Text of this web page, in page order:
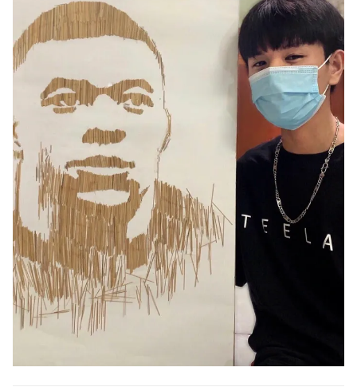
Video Magazine
Sản phẩm khác
Tiện ích Bạn cần biết
Thông tin tòa soạn Liên hệ quảng cáo
Đọc Thanh Niên trên điện thoại